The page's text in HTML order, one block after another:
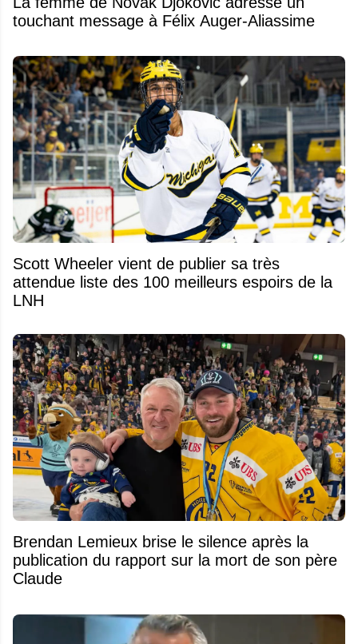
touchant message à Félix Auger-Aliassime
Scott Wheeler vient de publier sa très
attendue liste des 100 meilleurs espoirs de la
LNH
Brendan Lemieux brise le silence après la
publication du rapport sur la mort de son père
Claude